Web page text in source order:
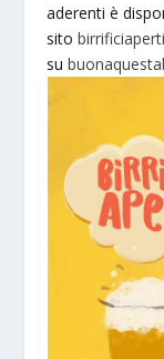
aderenti è
sito
su